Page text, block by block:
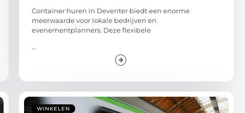
Container huren in Deventer biedt een enorme
meerwaarde voor lokale bedrijven en
evenementplanners. Deze flexibele
...
WINKELEN